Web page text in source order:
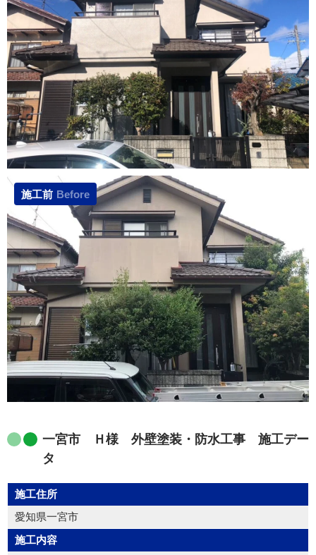
施工前 Before
一宮市 Ｈ様 外壁塗装・防水工事 施工デー
タ
施工住所
愛知県一宮市
施工内容